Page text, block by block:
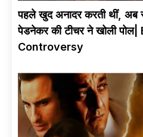
पहले खुद अनादर करती थीं, अब
पेडनेकर की टीचर ने खोली
Controversy